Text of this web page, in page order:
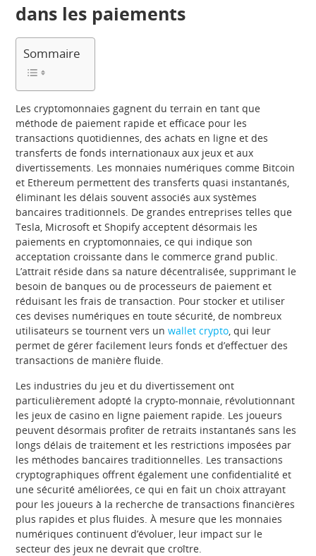
dans les paiements
Sommaire
Les cryptomonnaies gagnent du terrain en tant que
méthode de paiement rapide et efficace pour les
transactions quotidiennes, des achats en ligne et des
transferts de fonds internationaux aux jeux et aux
divertissements. Les monnaies numériques comme Bitcoin
et Ethereum permettent des transferts quasi instantanés,
éliminant les délais souvent associés aux systèmes
bancaires traditionnels. De grandes entreprises telles que
Tesla, Microsoft et Shopify acceptent désormais les
paiements en cryptomonnaies, ce qui indique son
acceptation croissante dans le commerce grand public.
L’attrait réside dans sa nature décentralisée, supprimant le
besoin de banques ou de processeurs de paiement et
réduisant les frais de transaction. Pour stocker et utiliser
ces devises numériques en toute sécurité, de nombreux
utilisateurs se tournent vers unwallet crypto, qui leur
permet de gérer facilement leurs fonds et d’effectuer des
transactions de manière fluide.
Les industries du jeu et du divertissement ont
particulièrement adopté la crypto-monnaie, révolutionnant
les jeux de casino en ligne paiement rapide. Les joueurs
peuvent désormais profiter de retraits instantanés sans les
longs délais de traitement et les restrictions imposées par
les méthodes bancaires traditionnelles. Les transactions
cryptographiques offrent également une confidentialité et
une sécurité améliorées, ce qui en fait un choix attrayant
pour les joueurs à la recherche de transactions financières
plus rapides et plus fluides. À mesure que les monnaies
numériques continuent d’évoluer, leur impact sur le
secteur des jeux ne devrait que croître.